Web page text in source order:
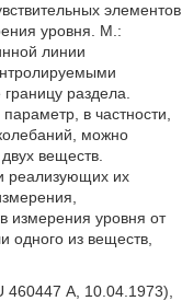
элементов
уровня. М.:
линии
раздела.
в частности,
можно
веществ.
реализующих их
измерения уровня от
одного из веществ,
460447 А, 10.04.1973),